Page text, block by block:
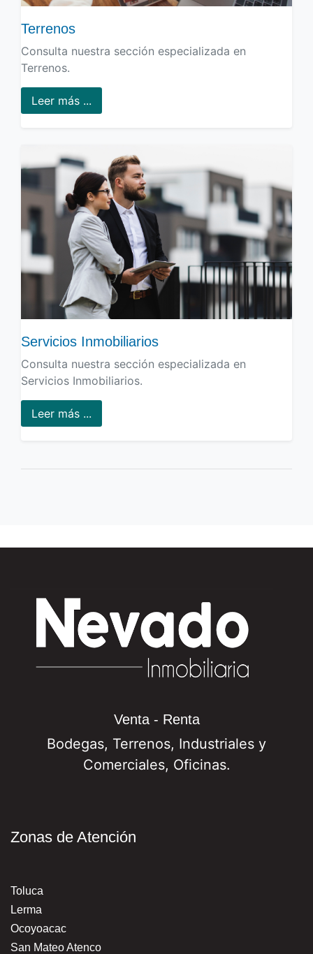
Terrenos
Consulta nuestra sección especializada en
Terrenos.
Leer más ...
Servicios Inmobiliarios
Consulta nuestra sección especializada en
Servicios Inmobiliarios.
Leer más ...
Venta - Renta
Bodegas, Terrenos, Industriales y
Comerciales, Oficinas.
Zonas de Atención
Toluca
Lerma
Ocoyoacac
San Mateo Atenco